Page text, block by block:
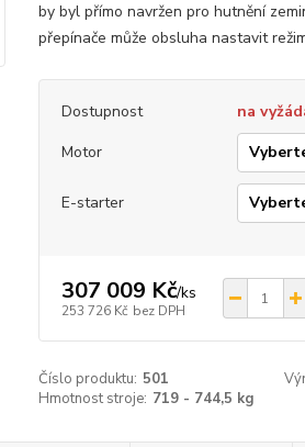
by byl přímo navržen pro hutnění
přepínače může obsluha nastavit
Dostupnost
na
Motor
E-starter
307 009 Kč/ks
253 726 Kč bez DPH
Číslo produktu: 501
Hmotnost stroje: 719 - 744,5 kg